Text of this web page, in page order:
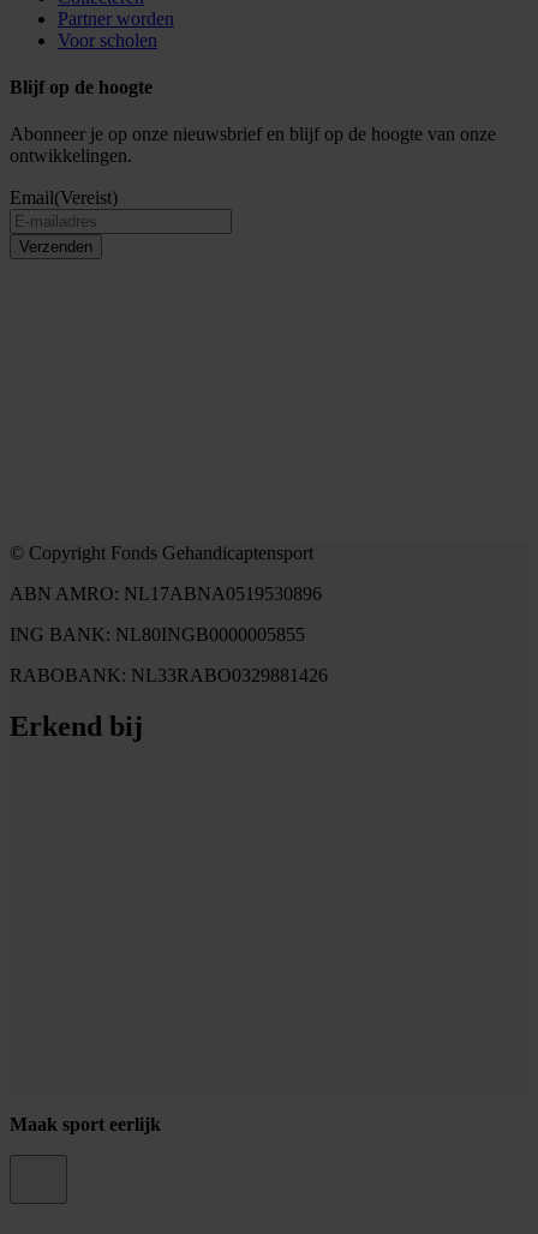
Partner worden
Voor scholen
Blijf op de hoogte
Abonneer je op onze nieuwsbrief en blijf op de hoogte van onze
ontwikkelingen.
Email(Vereist)
Verzenden
© Copyright Fonds Gehandicaptensport
ABN AMRO: NL17ABNA0519530896
ING BANK: NL80INGB0000005855
RABOBANK: NL33RABO0329881426
Erkend bij
Maak sport eerlijk